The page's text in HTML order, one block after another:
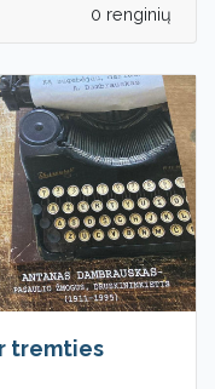
0 renginių
tremties